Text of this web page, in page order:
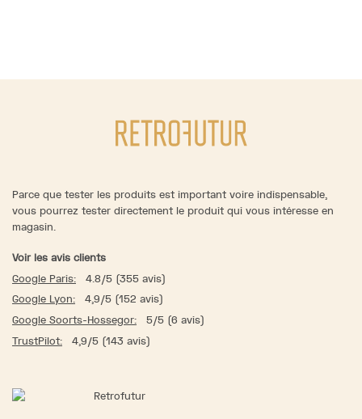
Parce que tester les produits est important voire indispensable,
vous pourrez tester directement le produit qui vous intéresse en
magasin.
Voir les avis clients
Google Paris:
4.8/5 (355 avis)
Google Lyon:
4,9/5 (152 avis)
Google Soorts-Hossegor:
5/5 (6 avis)
TrustPilot:
4,9/5 (143 avis)